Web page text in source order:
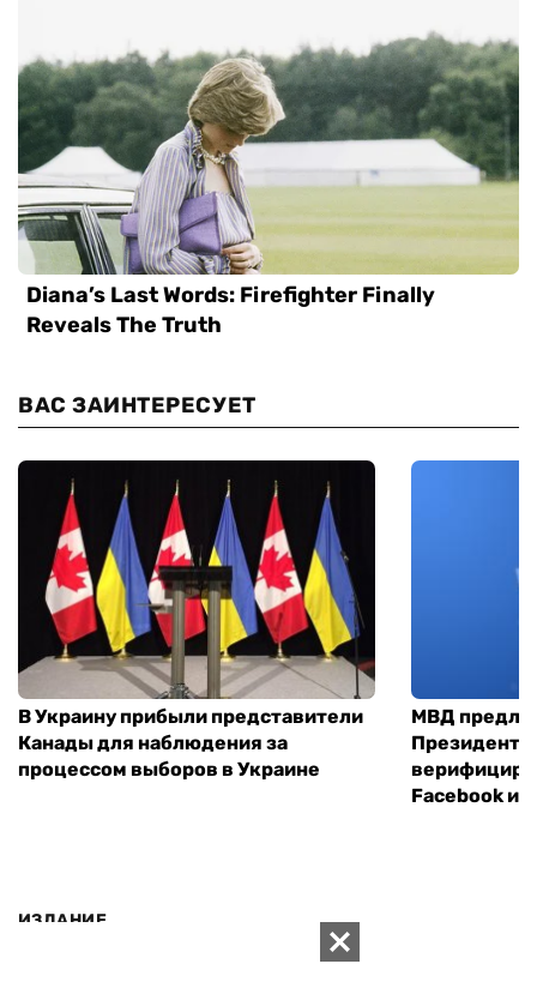
ВАС ЗАИНТЕРЕСУЕТ
В Украину прибыли представители
Канады для наблюдения за
процессом выборов в Украине
МВД
Facebook и
ИЗДАНИЕ